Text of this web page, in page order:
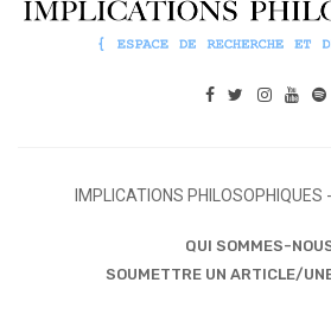
IMPLICATIONS
QUI SOMMES-
SOUMETTRE UN ARTICLE/